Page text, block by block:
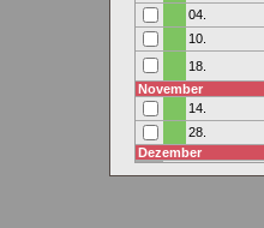
04.
10.
18.
November
14.
28.
Dezember